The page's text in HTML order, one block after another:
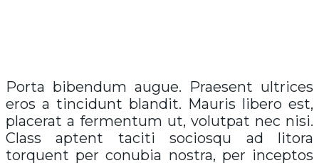
Porta bibendum augue. Praesent ultrices
eros a tincidunt blandit. Mauris libero est,
placerat a fermentum ut, volutpat nec nisi.
Class aptent taciti sociosqu ad litora
torquent per conubia nostra, per inceptos